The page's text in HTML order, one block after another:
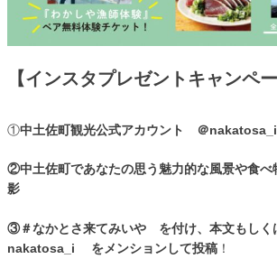
【インスタプレゼントキャンペ
①中土佐町観光公式アカウント ＠
②中土佐町であなたの思う魅力的な風景や食べ
影
③＃なかとさ来てみいや を付け、本文もし
nakatosa_i をメンションして投稿 ！